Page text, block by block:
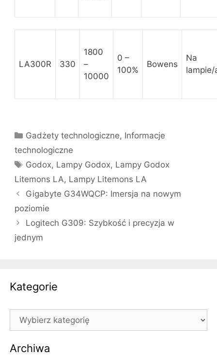
LA300R 330
1800
–
10000
0 –
100%
Bowens
Na
lampie/
Kategorie
Gadżety technologiczne, Informacje
technologiczne
Tagi
Godox, Lampy Godox, Lampy Godox
Litemons LA, Lampy Litemons LA
Gigabyte G34WQCP: Imersja na nowym
poziomie
Logitech G309: Szybkość i precyzja w
jednym
Kategorie
Kategorie
Archiwa